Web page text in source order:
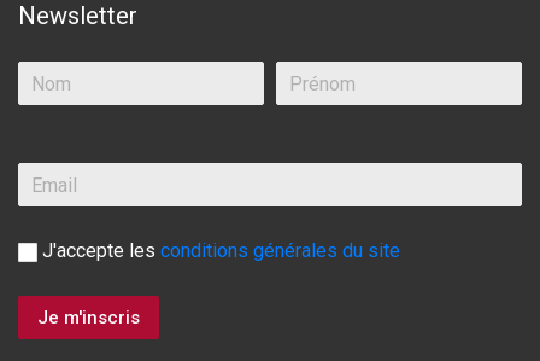
Newsletter
J'accepte les conditions générales du site